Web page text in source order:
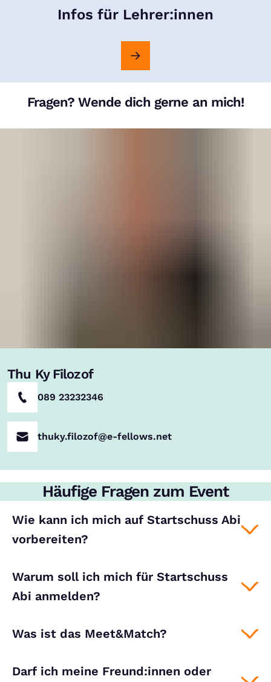
Infos für Lehrer:innen
Fragen? Wende dich gerne an mich!
Thu Ky Filozof
089 23232346
thuky.filozof@e-fellows.net
Häufige Fragen zum Event
Wie kann ich mich auf Startschuss Abi
vorbereiten?
Warum soll ich mich für Startschuss
Abi anmelden?
Was ist das Meet&Match?
Darf ich meine Freund:innen oder